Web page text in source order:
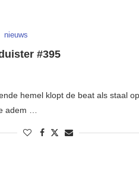
nieuws
#395
hemel klopt de beat als staal
adem …